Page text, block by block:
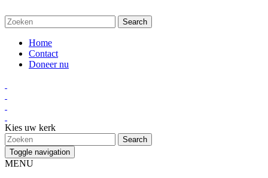
Home
Contact
Doneer nu
Kies uw kerk
Toggle navigation
MENU